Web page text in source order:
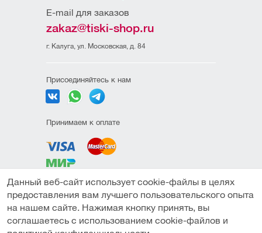
E-mail для заказов
zakaz@tiski-shop.ru
г. Калуга, ул. Московская, д. 84
Присоединяйтесь к нам
Принимаем к оплате
конфиденциальности
соглашение
Данный веб-сайт использует cookie-файлы в целях
предоставления вам лучшего пользовательского опыта
на нашем сайте. Нажимая кнопку принять, вы
соглашаетесь с использованием cookie-файлов и